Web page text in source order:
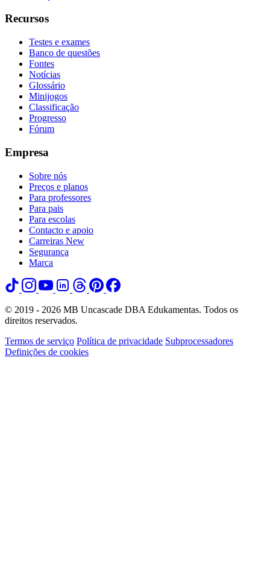
Recursos
Testes e exames
Banco de questões
Fontes
Notícias
Glossário
Minijogos
Classificação
Progresso
Fórum
Empresa
Sobre nós
Preços e planos
Para professores
Para pais
Para escolas
Contacto e apoio
Carreiras New
Segurança
Marca
© 2019 - 2026 MB Uncascade DBA Edukamentas. Todos os
direitos reservados.
Termos de serviço Política de privacidade Subprocessadores
Definições de cookies